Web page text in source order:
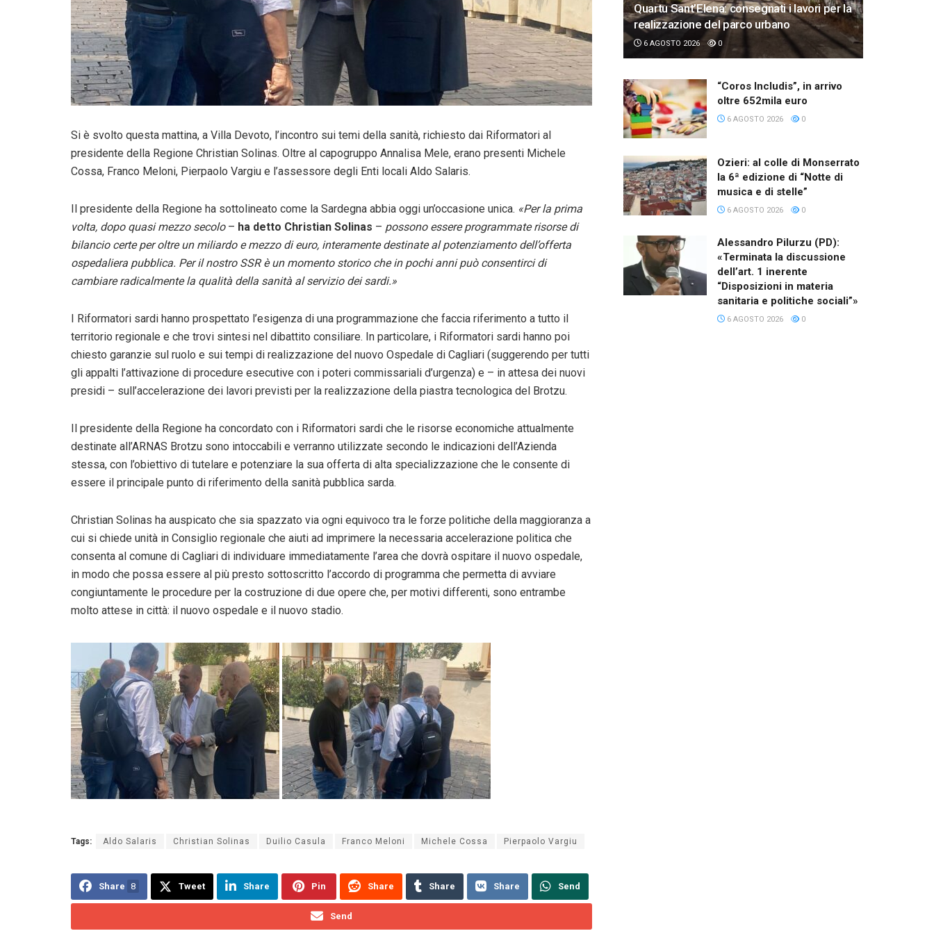
Si è svolto questa mattina, a Villa Devoto, l’incontro sui temi della sanità, richiesto dai Riformatori al
presidente della Regione Christian Solinas. Oltre al capogruppo Annalisa Mele, erano presenti Michele
Cossa, Franco Meloni, Pierpaolo Vargiu e l’assessore degli Enti locali Aldo Salaris.
Il presidente della Regione ha sottolineato come la Sardegna abbia oggi un’occasione unica. «Per la prima
volta, dopo quasi mezzo secolo– ha detto Christian Solinas – possono essere programmate risorse di
bilancio certe per oltre un miliardo e mezzo di euro, interamente destinate al potenziamento dell’offerta
ospedaliera pubblica. Per il nostro SSR è un momento storico che in pochi anni può consentirci di
cambiare radicalmente la qualità della sanità al servizio dei sardi.»
I Riformatori sardi hanno prospettato l’esigenza di una programmazione che faccia riferimento a tutto il
territorio regionale e che trovi sintesi nel dibattito consiliare. In particolare, i Riformatori sardi hanno poi
chiesto garanzie sul ruolo e sui tempi di realizzazione del nuovo Ospedale di Cagliari (suggerendo per tutti
gli appalti l’attivazione di procedure esecutive con i poteri commissariali d’urgenza) e – in attesa dei nuovi
presidi – sull’accelerazione dei lavori previsti per la realizzazione della piastra tecnologica del Brotzu.
Il presidente della Regione ha concordato con i Riformatori sardi che le risorse economiche attualmente
destinate all’ARNAS Brotzu sono intoccabili e verranno utilizzate secondo le indicazioni dell’Azienda
stessa, con l’obiettivo di tutelare e potenziare la sua offerta di alta specializzazione che le consente di
essere il principale punto di riferimento della sanità pubblica sarda.
Christian Solinas ha auspicato che sia spazzato via ogni equivoco tra le forze politiche della maggioranza a
cui si chiede unità in Consiglio regionale che aiuti ad imprimere la necessaria accelerazione politica che
consenta al comune di Cagliari di individuare immediatamente l’area che dovrà ospitare il nuovo ospedale,
in modo che possa essere al più presto sottoscritto l’accordo di programma che permetta di avviare
congiuntamente le procedure per la costruzione di due opere che, per motivi differenti, sono entrambe
molto attese in città: il nuovo ospedale e il nuovo stadio.
Tags: Aldo Salaris Christian Solinas Duilio Casula Franco Meloni Michele Cossa Pierpaolo Vargiu
Share 8 Tweet Share Pin Share Share Share Send
Send
Quartu Sant’Elena: consegnati i lavori per la
realizzazione del parco urbano
6 AGOSTO 2026 0
“Coros Includis”, in arrivo
oltre 652mila euro
6 AGOSTO 2026 0
Ozieri: al colle di Monserrato
la 6ª edizione di “Notte di
musica e di stelle”
6 AGOSTO 2026 0
Alessandro Pilurzu (PD):
«Terminata la discussione
dell’art. 1 inerente
“Disposizioni in materia
sanitaria e politiche sociali”»
6 AGOSTO 2026 0